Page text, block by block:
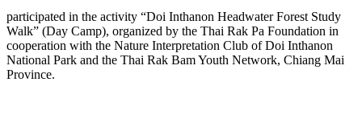
participated in the activity “Doi Inthanon Headwater Forest Study
Walk” (Day Camp), organized by the Thai Rak Pa Foundation in
cooperation with the Nature Interpretation Club of Doi Inthanon
National Park and the Thai Rak Bam Youth Network, Chiang Mai
Province.